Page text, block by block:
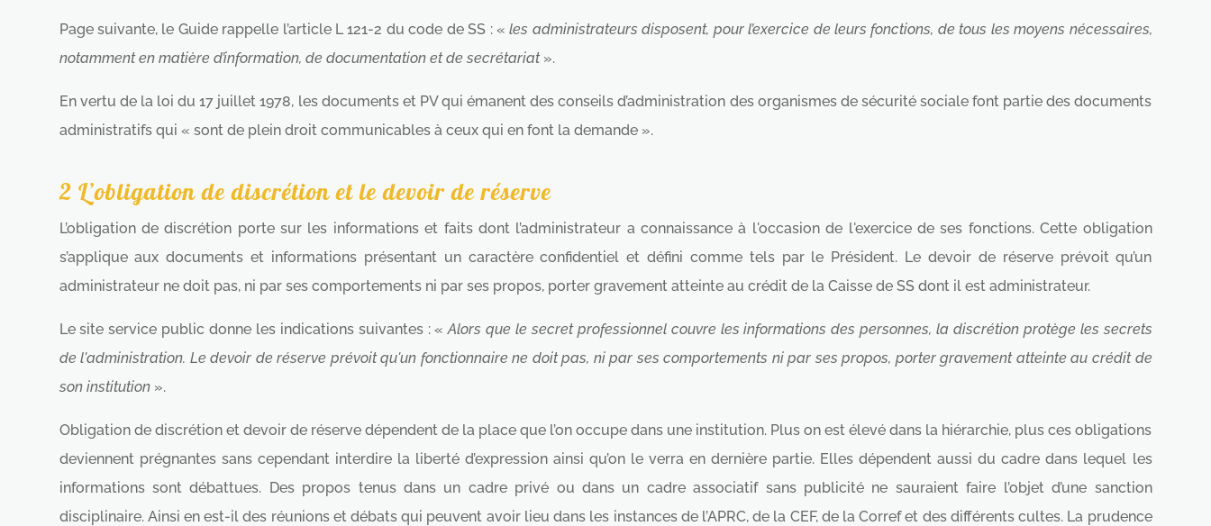
Page suivante, le Guide rappelle l’article L 121-2 du code de SS : «les administrateurs disposent, pour l’exercice de leurs fonctions, de tous les moyens nécessaires,
notamment en matière d’information, de documentation et de secrétariat ».
En vertu de la loi du 17 juillet 1978, les documents et PV qui émanent des conseils d’administration des organismes de sécurité sociale font partie des documents
administratifs qui « sont de plein droit communicables à ceux qui en font la demande ».
2 L’obligation de discrétion et le devoir de réserve
L’obligation de discrétion porte sur les informations et faits dont l’administrateur a connaissance à l'occasion de l'exercice de ses fonctions. Cette obligation
s’applique aux documents et informations présentant un caractère confidentiel et défini comme tels par le Président. Le devoir de réserve prévoit qu’un
administrateur ne doit pas, ni par ses comportements ni par ses propos, porter gravement atteinte au crédit de la Caisse de SS dont il est administrateur.
Le site service public donne les indications suivantes : «Alors que le secret professionnel couvre les informations des personnes, la discrétion protège les secrets
de l'administration. Le devoir de réserve prévoit qu'un fonctionnaire ne doit pas, ni par ses comportements ni par ses propos, porter gravement atteinte au crédit de
son institution».
Obligation de discrétion et devoir de réserve dépendent de la place que l’on occupe dans une institution. Plus on est élevé dans la hiérarchie, plus ces obligations
deviennent prégnantes sans cependant interdire la liberté d’expression ainsi qu’on le verra en dernière partie. Elles dépendent aussi du cadre dans lequel les
informations sont débattues. Des propos tenus dans un cadre privé ou dans un cadre associatif sans publicité ne sauraient faire l’objet d’une sanction
disciplinaire. Ainsi en est-il des réunions et débats qui peuvent avoir lieu dans les instances de l’APRC, de la CEF, de la Corref et des différents cultes. La prudence